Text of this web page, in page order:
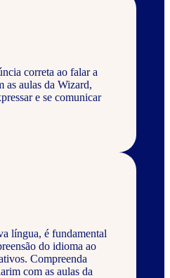
correta ao falar a
as aulas da Wizard,
e se comunicar
língua, é fundamental
do idioma ao
Compreenda
com as aulas da